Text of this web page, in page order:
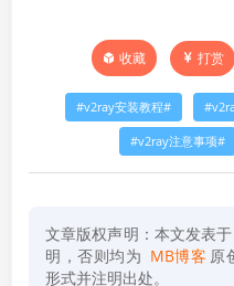
收藏 打赏
v2ray安装教程
v2ray注意事项
文章版权声明：本文发表于
明，否则均为 MB博客 原
形式并注明出处。